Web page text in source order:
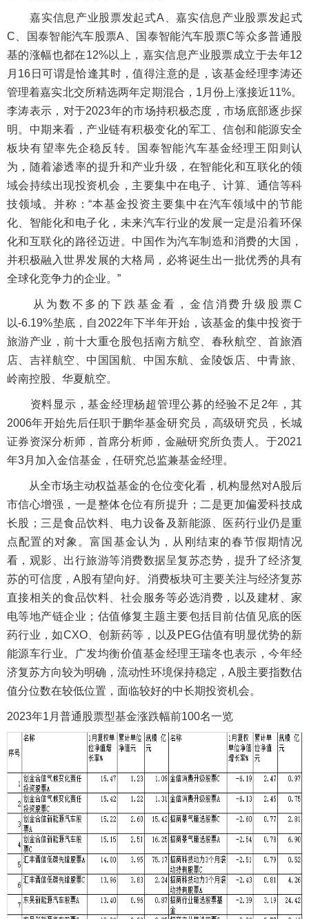
嘉实信息产业股票发起式A、嘉实信息产业股票发起式
C、国泰智能汽车股票A、国泰智能汽车股票C等众多普通股
基的涨幅也都在12%以上，嘉实信息产业股票成立于去年12
月16日可谓是恰逢其时，值得注意的是，该基金经理李涛还
管理着嘉实北交所精选两年定期混合，1月份上涨接近11%。
李涛表示，对于2023年的市场持积极态度，市场底部逐步探
明。中期来看，产业链有积极变化的军工、信创和能源安全
板块有望率先企稳反转。国泰智能汽车基金经理王阳则认
为，随着渗透率的提升和产业升级，在智能化和互联化的领
域会持续出现投资机会，主要集中在电子、计算、通信等科
技领域。并称：“本基金投资主要集中在汽车领域中的节能
化、智能化和电子化，未来汽车行业的发展一定是沿着环保
化和互联化的路径迈进。中国作为汽车制造和消费的大国，
并积极融入世界发展的大格局，必将诞生出一批优秀的具有
全球化竞争力的企业。”
从为数不多的下跌基金看，金信消费升级股票C
以-6.19%垫底，自2022年下半年开始，该基金的集中投资于
旅游产业，前十大重仓股包括南方航空、春秋航空、首旅酒
店、吉祥航空、中国国航、中国东航、金陵饭店、中青旅、
岭南控股、华夏航空。
资料显示，基金经理杨超管理公募的经验不足2年，其
2006年开始先后任职于鹏华基金研究员，高级研究员，长城
证券资深分析师，首席分析师，金融研究所负责人。于2021
年3月加入金信基金，任研究总监兼基金经理。
从全市场主动权益基金的仓位变化看，机构显然对A股后
市信心增强，一是整体仓位有所提升；二是更加偏爱科技成
长股；三是食品饮料、电力设备及新能源、医药行业仍是重
点配置的对象。富国基金认为，从刚结束的春节假期情况
看，观影、出行旅游等消费数据呈复苏态势，提升了经济复
苏的可信度，A股有望向好。消费板块可主要关注与经济复苏
直接相关的食品饮料、社会服务等必选消费，以及建材、家
电等地产链企业；估值修复主题主要包括目前估值见底的医
药行业，如CXO、创新药等，以及PEG估值有明显优势的新
能源车行业。广发均衡价值基金经理王瑞冬也表示，今年经
济复苏方向较为明确，流动性环境保持稳定，A股主要指数估
值分位数在较低位置，面临较好的中长期投资机会。
2023年1月普通股票型基金涨跌幅前100名一览